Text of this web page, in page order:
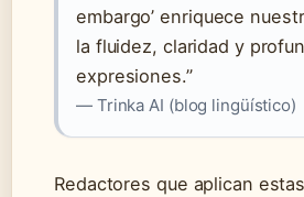
embargo’ enriquece
la fluidez, claridad y
expresiones.”
— Trinka AI (blog lingüístico)
Redactores que aplican